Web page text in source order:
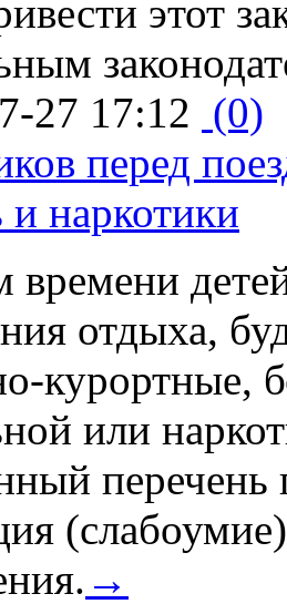
этот
27 17:12 (0)
перед
и наркотики
времени
отдыха,
курортные,
или
→